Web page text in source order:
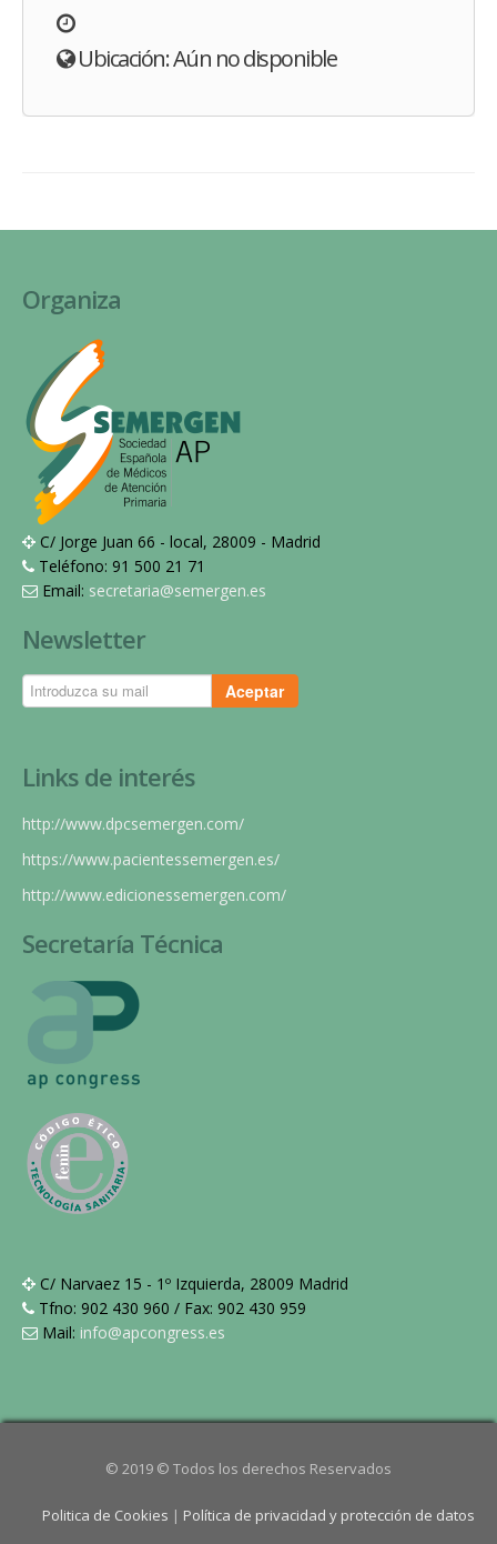
Ubicación: Aún no disponible
Organiza
C/ Jorge Juan 66 - local, 28009 - Madrid
Teléfono: 91 500 21 71
Email: secretaria@semergen.es
Newsletter
Aceptar
Links de interés
http://www.dpcsemergen.com/
https://www.pacientessemergen.es/
http://www.edicionessemergen.com/
Secretaría Técnica
C/ Narvaez 15 - 1º Izquierda, 28009 Madrid
Tfno: 902 430 960 / Fax: 902 430 959
Mail: info@apcongress.es
© 2019 © Todos los derechos Reservados
Politica de Cookies | Política de privacidad y protección de datos